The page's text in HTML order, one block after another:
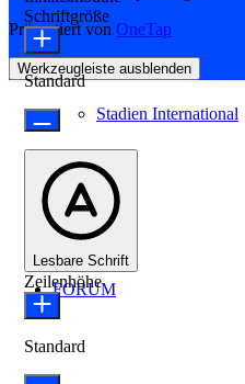
Stadien International
FORUM
Präsentiert von OneTap
Werkzeugleiste ausblenden
Schriftgröße
Standard
Lesbare Schrift
Zeilenhöhe
Standard